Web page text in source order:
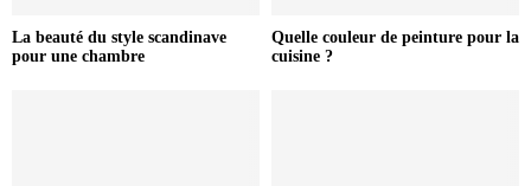
La beauté du style scandinave
pour une chambre
Quelle couleur de peinture pour la
cuisine ?